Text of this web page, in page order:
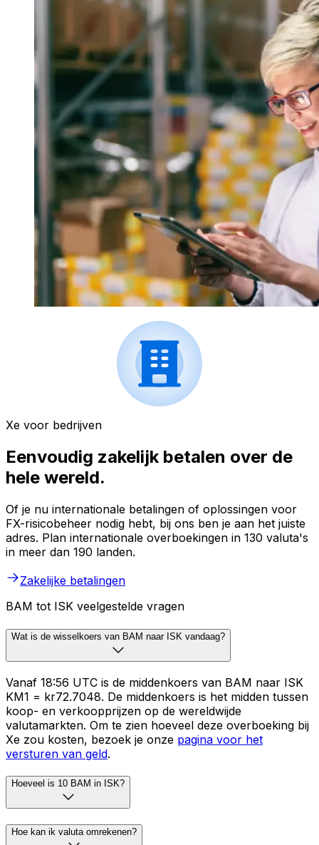
Xe voor bedrijven
Eenvoudig zakelijk betalen over de
hele wereld.
Of je nu internationale betalingen of oplossingen voor
FX-risicobeheer nodig hebt, bij ons ben je aan het juiste
adres. Plan internationale overboekingen in 130 valuta's
in meer dan 190 landen.
Zakelijke betalingen
BAM tot ISK veelgestelde vragen
Wat is de wisselkoers van BAM naar ISK vandaag?
Vanaf 18:56 UTC is de middenkoers van BAM naar ISK
KM1 = kr72.7048. De middenkoers is het midden tussen
koop- en verkoopprijzen op de wereldwijde
valutamarkten. Om te zien hoeveel deze overboeking bij
Xe zou kosten, bezoek je onze pagina voor het
versturen van geld.
Hoeveel is 10 BAM in ISK?
Hoe kan ik valuta omrekenen?